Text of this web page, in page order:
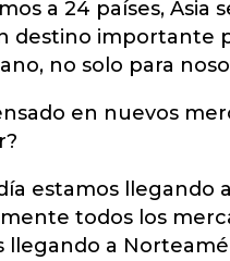
a 24 países, Asia
destino importante
no solo para
en nuevos
estamos llegando a
todos los
llegando a